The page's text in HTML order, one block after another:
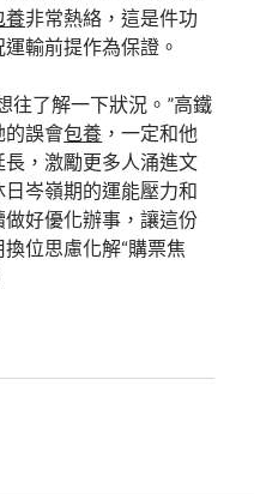
養非常熱絡，這是件功
輸前提作為保證。
往了解一下狀況。”高鐵
的誤會包養 ，一定和他
，激勵更多人涌進文
岑嶺期的運能壓力和
好優化辦事，讓這份
換位思慮化解“購票焦